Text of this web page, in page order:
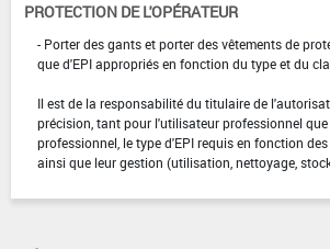
PROTECTION DE L'OPÉRATEUR
- Porter des gants et porter des vêtements de
que d'EPI appropriés en fonction du type et du
Il est de la responsabilité du titulaire de
précision, tant pour l'utilisateur professionnel
professionnel, le type d'EPI requis en fonction
ainsi que leur gestion (utilisation, nettoyage,